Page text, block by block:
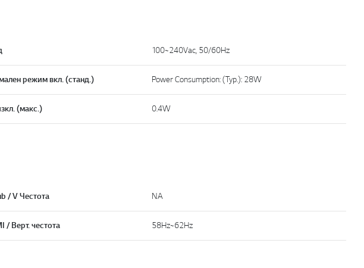
100~240Vac, 50/60Hz
режим вкл. (станд.) Power Consumption: (Typ.): 28W
(макс.) 0.4W
/ V Честота NA
/ Верт. честота 58Hz~62Hz